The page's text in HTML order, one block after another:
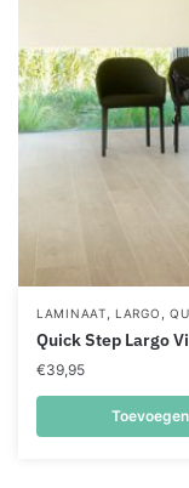
LAMINAAT, LARGO ,
Quick Step Largo
€39,95